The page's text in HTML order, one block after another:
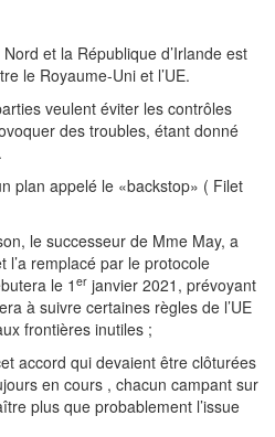
et la République d’Irlande est
le Royaume-Uni et l’UE.
veulent éviter les contrôles
des troubles, étant donné
plan appelé le «backstop» ( Filet
le successeur de Mme May, a
l’a remplacé par le protocole
le 1 er janvier 2021, prévoyant
à suivre certaines règles de l’UE
frontières inutiles ;
accord qui devaient être clôturées
en cours , chacun campant sur
plus que probablement l’issue